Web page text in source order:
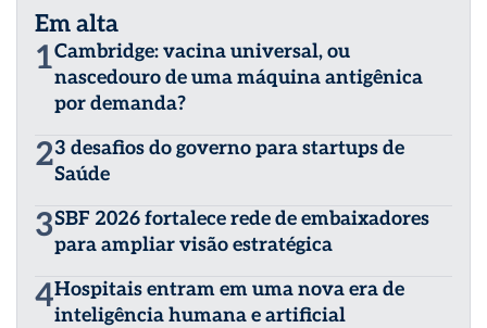
Em alta
1Cambridge: vacina universal, ou
nascedouro de uma máquina antigênica
por demanda?
23 desafios do governo para startups de
Saúde
3SBF 2026 fortalece rede de embaixadores
para ampliar visão estratégica
4Hospitais entram em uma nova era de
inteligência humana e artificial